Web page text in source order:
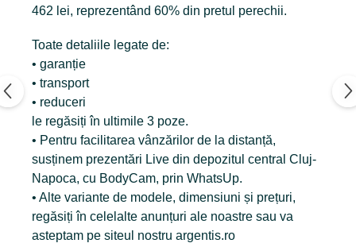
462 lei, reprezentând 60% din pretul perechii.
Toate detaliile legate de:
• garanție
• transport
• reduceri
le regăsiți în ultimile 3 poze.
• Pentru facilitarea vânzărilor de la distanță,
susținem prezentări Live din depozitul central Cluj-
Napoca, cu BodyCam, prin WhatsUp.
• Alte variante de modele, dimensiuni și prețuri,
regăsiți în celelalte anunțuri ale noastre sau va
asteptam pe siteul nostru argentis.ro